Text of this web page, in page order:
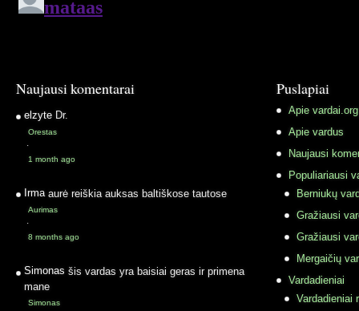
Naujausi komentarai
elzyte Dr.
Orestas
·
1 month ago
Irma aurė reiškia auksas baltiškose tautose
Aurimas
·
8 months ago
Simonas šis vardas yra baisiai geras ir primena
mane
Simonas
Puslapiai
Apie vardai.org
Apie vardus
Naujausi
Populiariausi
Berniukų
Gražiausi
Gražiausi
Mergaičių
Vardadieniai
Vardadieniai